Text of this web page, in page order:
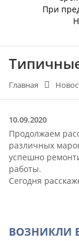
При
Главная
10.09.2020
Продолжаем
различных
успешно
работы.
Сегодня
ВОЗНИКЛИ